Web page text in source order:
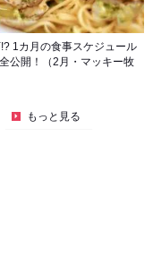
1カ月の食事スケジュール
公開！（2月・マッキー牧
もっと見る